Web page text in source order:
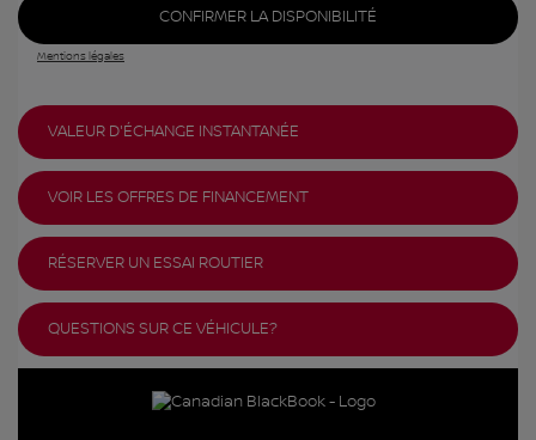
CONFIRMER LA DISPONIBILITÉ
Mentions légales
VALEUR D'ÉCHANGE INSTANTANÉE
VOIR LES OFFRES DE FINANCEMENT
RÉSERVER UN ESSAI ROUTIER
QUESTIONS SUR CE VÉHICULE?